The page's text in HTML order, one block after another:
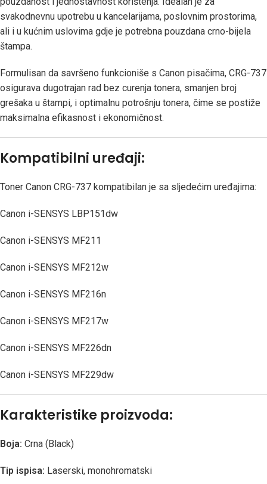
svakodnevnu upotrebu u kancelarijama, poslovnim prostorima,
ali i u kućnim uslovima gdje je potrebna pouzdana crno-bijela
štampa.
Formulisan da savršeno funkcioniše s Canon pisačima, CRG-737
osigurava dugotrajan rad bez curenja tonera, smanjen broj
grešaka u štampi, i optimalnu potrošnju tonera, čime se postiže
maksimalna efikasnost i ekonomičnost.
Kompatibilni uređaji:
Toner Canon CRG-737 kompatibilan je sa sljedećim uređajima:
Canon i-SENSYS LBP151dw
Canon i-SENSYS MF211
Canon i-SENSYS MF212w
Canon i-SENSYS MF216n
Canon i-SENSYS MF217w
Canon i-SENSYS MF226dn
Canon i-SENSYS MF229dw
Karakteristike proizvoda:
Boja: Crna (Black)
Tip ispisa: Laserski, monohromatski